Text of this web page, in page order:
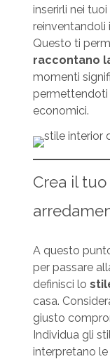
inserirli nei
reinventandoli
Questo ti
raccontano
momenti
permettendoti
economici.
Crea il
A questo
per passare
definisci lo
casa.
giusto
Individua gli
interpretano